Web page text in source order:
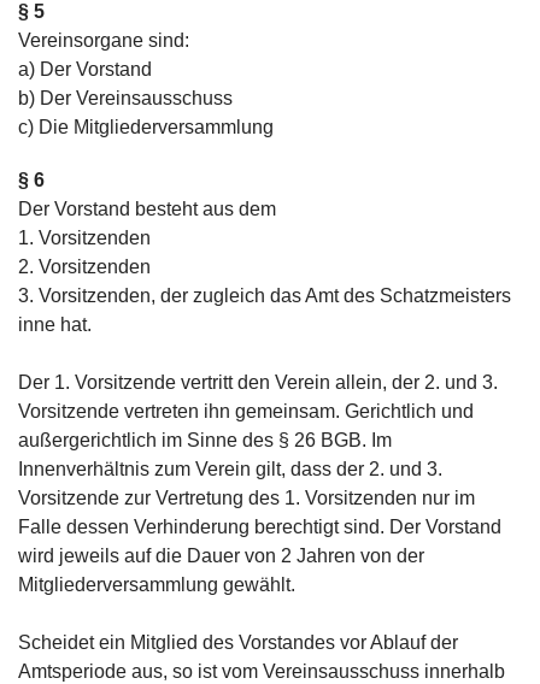
§ 5
Vereinsorgane sind:
a) Der Vorstand
b) Der Vereinsausschuss
c) Die Mitgliederversammlung
§ 6
Der Vorstand besteht aus dem
1. Vorsitzenden
2. Vorsitzenden
3. Vorsitzenden, der zugleich das Amt des Schatzmeisters
inne hat.
Der 1. Vorsitzende vertritt den Verein allein, der 2. und 3.
Vorsitzende vertreten ihn gemeinsam. Gerichtlich und
außergerichtlich im Sinne des § 26 BGB. Im
Innenverhältnis zum Verein gilt, dass der 2. und 3.
Vorsitzende zur Vertretung des 1. Vorsitzenden nur im
Falle dessen Verhinderung berechtigt sind. Der Vorstand
wird jeweils auf die Dauer von 2 Jahren von der
Mitgliederversammlung gewählt.
Scheidet ein Mitglied des Vorstandes vor Ablauf der
Amtsperiode aus, so ist vom Vereinsausschuss innerhalb